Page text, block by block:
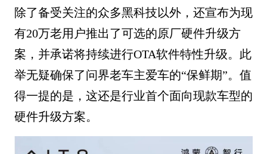
除了备受关注的众多黑科技以外，还宣布为现
有20万老用户推出了可选的原厂硬件升级方
案，并承诺将持续进行OTA软件特性升级。此
举无疑确保了问界老车主爱车的“保鲜期”。值
得一提的是，这还是行业首个面向现款车型的
硬件升级方案。